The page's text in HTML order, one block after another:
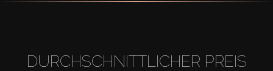
DURCHSCHNITTLICHER PREIS